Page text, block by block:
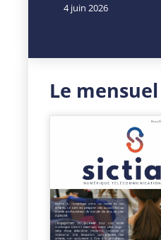
4 juin 2026
Le mensuel